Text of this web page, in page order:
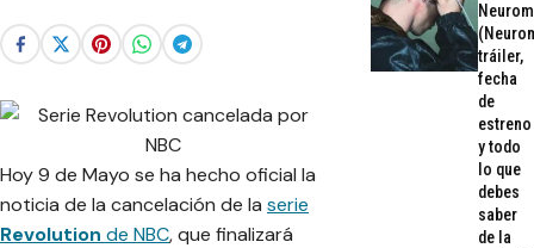
Hoy 9 de Mayo se ha hecho oficial la
noticia de la cancelación de la serie
Revolution de NBC, que finalizará
tráiler,
fecha
de
estreno
y todo
lo que
debes
saber
de la